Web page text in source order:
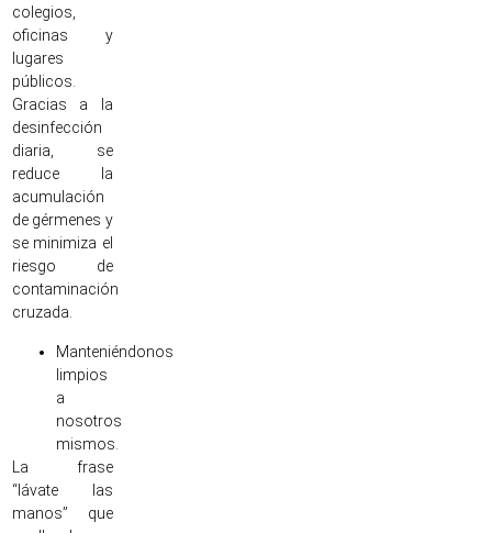
colegios,
oficinas y
lugares
públicos.
Gracias a la
desinfección
diaria, se
reduce la
acumulación
de gérmenes y
se minimiza el
riesgo de
contaminación
cruzada.
Manteniéndonos
limpios
a
nosotros
mismos.
La frase
“lávate las
manos” que